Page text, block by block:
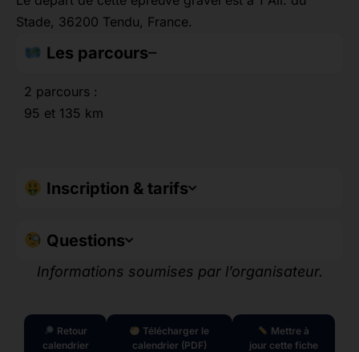
Stade, 36200 Tendu, France.
Les parcours
2 parcours :
95 et 135 km
Inscription & tarifs
Questions
Informations soumises par l’organisateur.
Retour
calendrier
Télécharger le
calendrier (PDF)
Mettre à
jour cette fiche